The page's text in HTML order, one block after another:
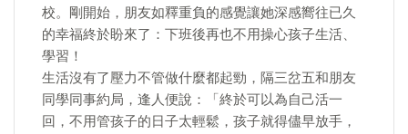
校。剛開始，朋友如釋重負的感覺讓她深感嚮往已久
的幸福終於盼來了：下班後再也不用操心孩子生活、
學習！
生活沒有了壓力不管做什麼都起勁，隔三岔五和朋友
同學同事約局，逢人便說：「終於可以為自己活一
回，不用管孩子的日子太輕鬆，孩子就得儘早放手，